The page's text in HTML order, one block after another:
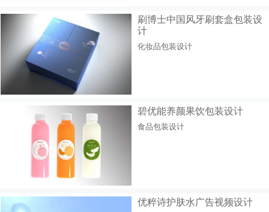
刷博士中国风牙刷套盒包装设
计
化妆品包装设计
碧优能养颜果饮包装设计
食品包装设计
优粹诗护肤水广告视频设计